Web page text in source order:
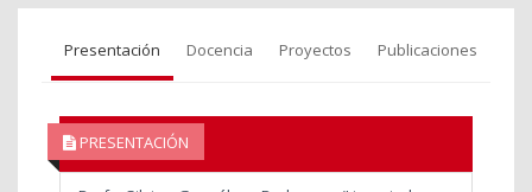
Presentación Docencia Proyectos Publicaciones
PRESENTACIÓN